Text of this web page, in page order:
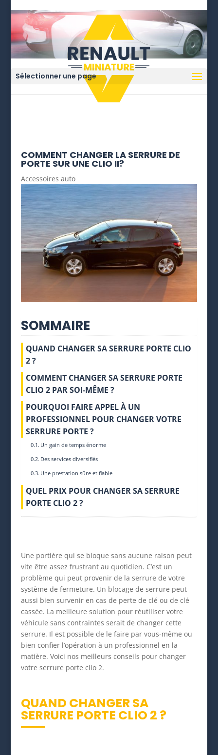
Sélectionner une page
COMMENT CHANGER LA SERRURE DE
PORTE SUR UNE CLIO II?
Accessoires auto
SOMMAIRE
QUAND CHANGER SA SERRURE PORTE CLIO
2 ?
COMMENT CHANGER SA SERRURE PORTE
CLIO 2 PAR SOI-MÊME ?
POURQUOI FAIRE APPEL À UN
PROFESSIONNEL POUR CHANGER VOTRE
SERRURE PORTE ?
Un gain de temps énorme
Des services diversifiés
Une prestation sûre et fiable
QUEL PRIX POUR CHANGER SA SERRURE
PORTE CLIO 2 ?
Une portière qui se bloque sans aucune raison peut
vite être assez frustrant au quotidien. C’est un
problème qui peut provenir de la serrure de votre
système de fermeture. Un blocage de serrure peut
aussi bien survenir en cas de perte de clé ou de clé
cassée. La meilleure solution pour réutiliser votre
véhicule sans contraintes serait de changer cette
serrure. Il est possible de le faire par vous-même ou
bien confier l’opération à un professionnel en la
matière. Voici nos meilleurs conseils pour changer
votre serrure porte clio 2.
QUAND CHANGER SA
SERRURE PORTE CLIO 2 ?